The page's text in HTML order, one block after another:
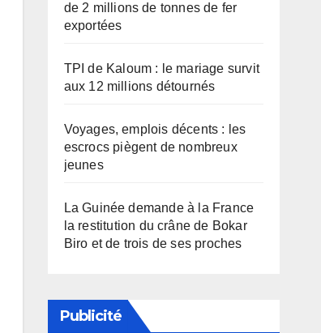
de 2 millions de tonnes de fer
exportées
TPI de Kaloum : le mariage survit
aux 12 millions détournés
Voyages, emplois décents : les
escrocs piègent de nombreux
jeunes
La Guinée demande à la France
la restitution du crâne de Bokar
Biro et de trois de ses proches
Publicité